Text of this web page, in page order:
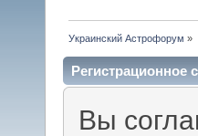
Украинский Астрофорум »
Регистрационное
Вы